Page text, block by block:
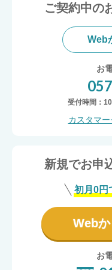
ご契約中の
Web
お
受付時間：
カスタマ
新規でお申
初月0円
Web
お